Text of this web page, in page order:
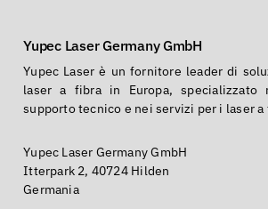
Yupec Laser Germany GmbH
Yupec Laser è un fornitore leader di
laser a fibra in Europa, specializzato
supporto tecnico e nei servizi per i laser a
Yupec Laser Germany GmbH
Itterpark 2, 40724 Hilden
Germania